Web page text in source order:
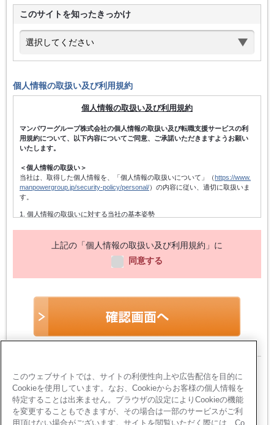
このサイトを知ったきっかけ
個人情報の取扱い及び利用規約
個人情報の取扱い及び利用規約
マンパワーグループ株式会社の個人情報の取扱い及び転職支援サービスの利
用規約について、以下内容についてご同意、ご承諾いただきますようお願い
いたします。
＜個人情報の取扱い＞
当社は、取得した個人情報を、「個人情報の取扱いについて」（ https://www.
manpowergroup.jp/security-policy/personal/）の内容に従い、適切に取扱いま
す。
1. 個人情報の取扱いに対する当社の基本姿勢
ます。また、個人情報の取得にあたっては、適法かつ公正な手段によって
ある本人に対し個人情報を与えることの任意性及び当該情報を与えなかっ
個人情報は、登録手続きのための連絡・受付、職業紹介関係業務の遂行、
当社のサービスに関する情報・キャンペーン・セミナー・イベントの案
内、当社のサービスを向上させるための各種アンケートの依頼、当社に対
遂行のために利用します。
当社規程及び関連する法令等を含む）に準拠し、不正アクセス・紛失・破
壊・改ざん・漏洩等がないように適切に取扱います。
4. 統計処理された個人情報の利用
当社は取得した個人情報を元に、個人を特定しないように加工し、統計デ
ータを作成することがあります。個人を特定できないように加工された統
上記の「個人情報の取扱い及び利用規約」に
同意する
当サイトは、お客様のプライバシー保護のた
め、個人情報入力ページにおいてSSL暗号化通
信を採用しています
このウェブサイトでは、サイトの利便性向上や広告配信を目的に
Cookieを使用しています。なお、Cookieからお客様の個人情報を
特定することは出来ません。ブラウザの設定によりCookieの機能
を変更することもできますが、その場合は一部のサービスがご利
用頂けない場合がございます。サイトを閲覧いただく際には、Co